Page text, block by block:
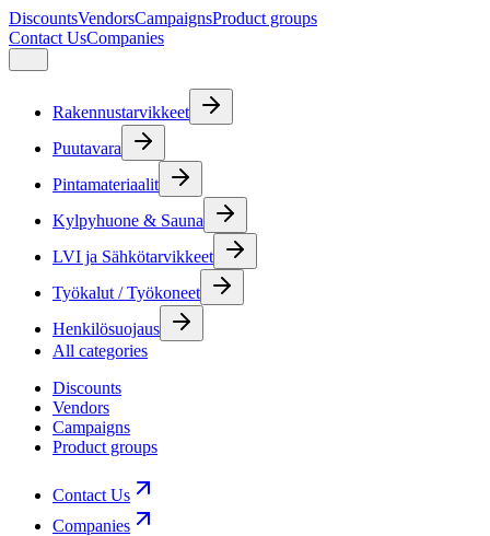
DiscountsVendorsCampaignsProduct groups
Contact UsCompanies
Rakennustarvikkeet
Puutavara
Pintamateriaalit
Kylpyhuone & Sauna
LVI ja Sähkötarvikkeet
Työkalut / Työkoneet
Henkilösuojaus
All categories
Discounts
Vendors
Campaigns
Product groups
Contact Us
Companies